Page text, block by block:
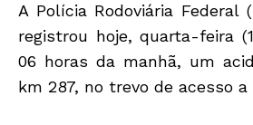
A Polícia Rodoviária Federal
registrou hoje, quarta-feira
06 horas da manhã, um
km 287, no trevo de acesso a